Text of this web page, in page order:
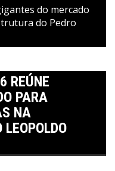
do mercado
do Pedro
REÚNE
PARA
NA
LEOPOLDO